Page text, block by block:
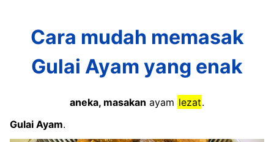
Cara mudah memasak
Gulai Ayam yang enak
aneka, masakan ayam lezat.
Gulai Ayam.